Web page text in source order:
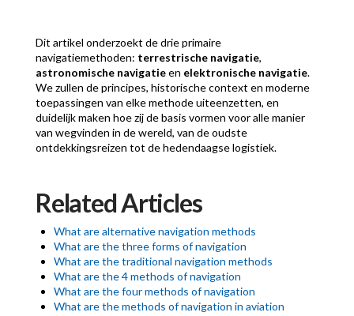
Dit artikel onderzoekt de drie primaire
navigatiemethoden: terrestrische navigatie,
astronomische navigatieen elektronische navigatie.
We zullen de principes, historische context en moderne
toepassingen van elke methode uiteenzetten, en
duidelijk maken hoe zij de basis vormen voor alle manier
van wegvinden in de wereld, van de oudste
ontdekkingsreizen tot de hedendaagse logistiek.
Related Articles
What are alternative navigation methods
What are the three forms of navigation
What are the traditional navigation methods
What are the 4 methods of navigation
What are the four methods of navigation
What are the methods of navigation in aviation